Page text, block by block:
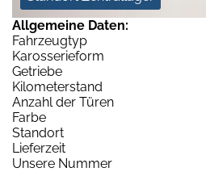
Allgemeine Daten:
Fahrzeugtyp
Karosserieform
Getriebe
Kilometerstand
Anzahl der Türen
Farbe
Standort
Lieferzeit
Unsere Nummer